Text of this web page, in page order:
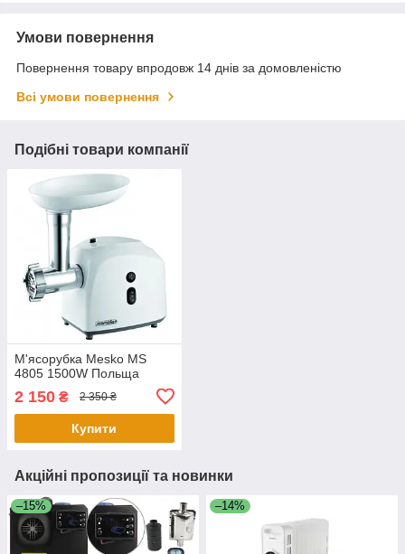
Умови повернення
Повернення товару впродовж 14 днів за домовленістю
Всі умови повернення
Подібні товари компанії
М'ясорубка Mesko MS
4805 1500W Польща
2 150 ₴ 2 350 ₴
Купити
Акційні пропозиції та новинки
–15% –14%